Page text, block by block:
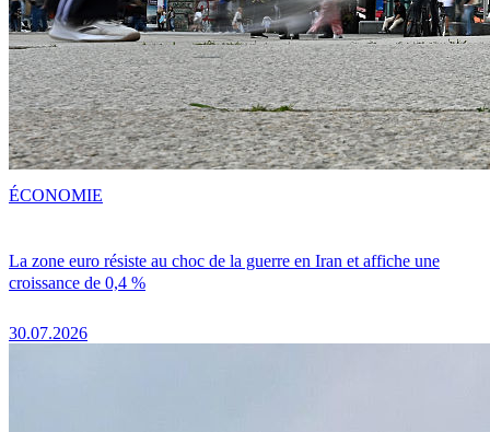
La zone euro résiste au choc de la guerre en Iran et affiche une
croissance de 0,4 %
30.07.2026
ÉCONOMIE